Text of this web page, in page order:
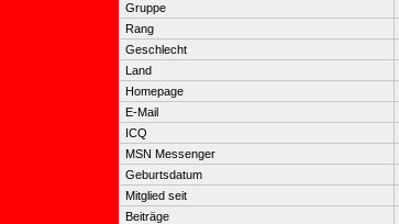
Gruppe
Rang
Geschlecht
Land
Homepage
E-Mail
ICQ
MSN Messenger
Geburtsdatum
Mitglied seit
Beiträge